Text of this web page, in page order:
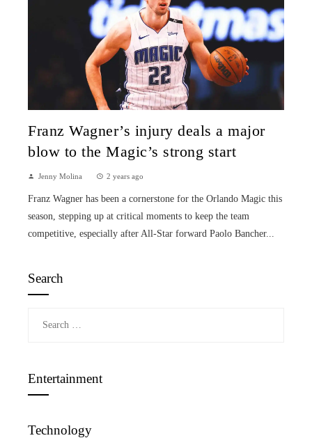
Franz Wagner’s injury deals a major
blow to the Magic’s strong start
Jenny Molina 2 years ago
Franz Wagner has been a cornerstone for the Orlando Magic this
season, stepping up at critical moments to keep the team
competitive, especially after All-Star forward Paolo Bancher...
Search
Entertainment
Technology